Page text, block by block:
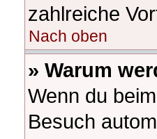
zahlreiche
Nach oben
» Warum
Wenn du
Besuch